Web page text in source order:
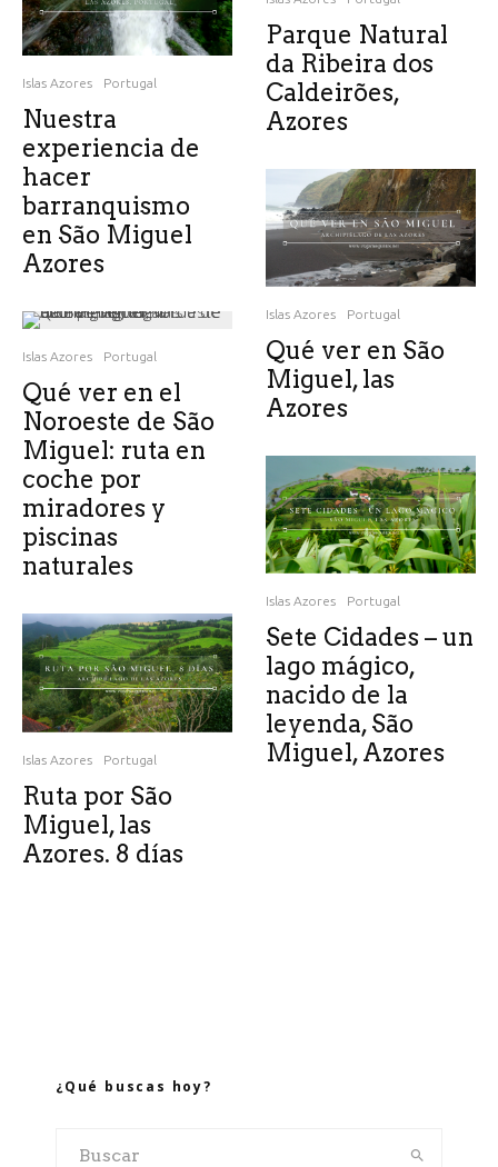
Islas Azores Portugal
Nuestra
experiencia de
hacer
barranquismo
en São Miguel
Azores
Islas Azores Portugal
Qué ver en el
Noroeste de São
Miguel: ruta en
coche por
miradores y
piscinas
naturales
Islas Azores Portugal
Ruta por São
Miguel, las
Azores. 8 días
Parque Natural
da Ribeira dos
Caldeirões,
Azores
Islas Azores Portugal
Qué ver en São
Miguel, las
Azores
Islas Azores Portugal
Sete Cidades – un
lago mágico,
nacido de la
leyenda, São
Miguel, Azores
¿Qué buscas hoy?